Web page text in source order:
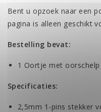
Bent u opzoek naar een
pagina is alleen geschikt
Bestelling bevat:
1 Oortje met
Specificaties:
2,5mm 1-pins stekker